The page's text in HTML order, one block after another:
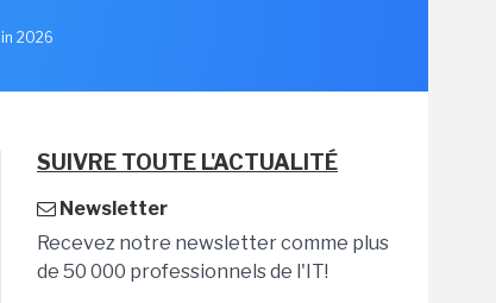
2026
SUIVRE TOUTE L'ACTUALITÉ
Newsletter
Recevez notre newsletter comme plus
de 50 000 professionnels de l'IT!